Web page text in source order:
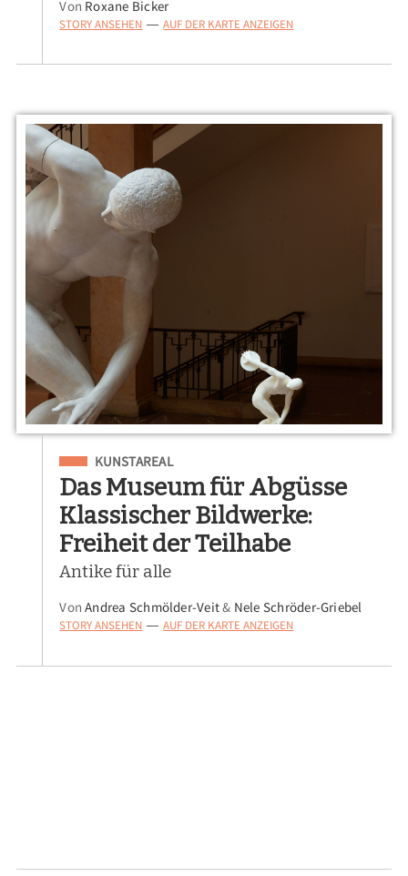
Von Roxane Bicker
STORY ANSEHEN — AUF DER KARTE ANZEIGEN
Eingeordnet unter
KUNSTAREAL
Das Museum für Abgüsse
Klassischer Bildwerke:
Freiheit der Teilhabe
Antike für alle
VonAndrea Schmölder-Veit& Nele Schröder-Griebel
STORY ANSEHEN — AUF DER KARTE ANZEIGEN